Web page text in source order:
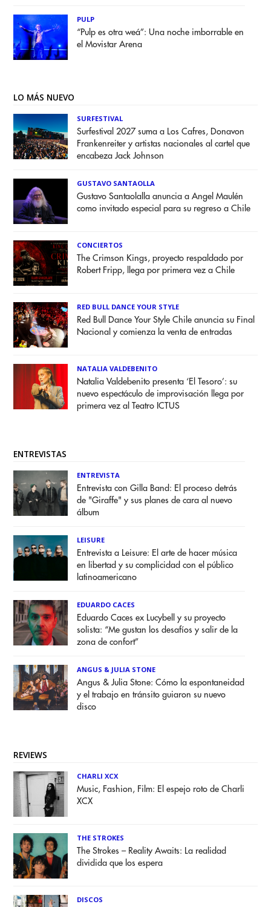
PULP
“Pulp es otra weá”: Una noche imborrable en
el Movistar Arena
LO MÁS NUEVO
SURFESTIVAL
Surfestival 2027 suma a Los Cafres, Donavon
Frankenreiter y artistas nacionales al cartel que
encabeza Jack Johnson
GUSTAVO SANTAOLLA
Gustavo Santaolalla anuncia a Angel Maulén
como invitado especial para su regreso a Chile
CONCIERTOS
The Crimson Kings, proyecto respaldado por
Robert Fripp, llega por primera vez a Chile
RED BULL DANCE YOUR STYLE
Red Bull Dance Your Style Chile anuncia su Final
Nacional y comienza la venta de entradas
NATALIA VALDEBENITO
Natalia Valdebenito presenta ‘El Tesoro’: su
nuevo espectáculo de improvisación llega por
primera vez al Teatro ICTUS
ENTREVISTAS
ENTREVISTA
Entrevista con Gilla Band: El proceso detrás
de "Giraffe" y sus planes de cara al nuevo
álbum
LEISURE
Entrevista a Leisure: El arte de hacer música
en libertad y su complicidad con el público
latinoamericano
EDUARDO CACES
Eduardo Caces ex Lucybell y su proyecto
solista: “Me gustan los desafíos y salir de la
zona de confort”
ANGUS & JULIA STONE
Angus & Julia Stone: Cómo la espontaneidad
y el trabajo en tránsito guiaron su nuevo
disco
REVIEWS
CHARLI XCX
Music, Fashion, Film: El espejo roto de Charli
XCX
THE STROKES
The Strokes – Reality Awaits: La realidad
dividida que los espera
DISCOS